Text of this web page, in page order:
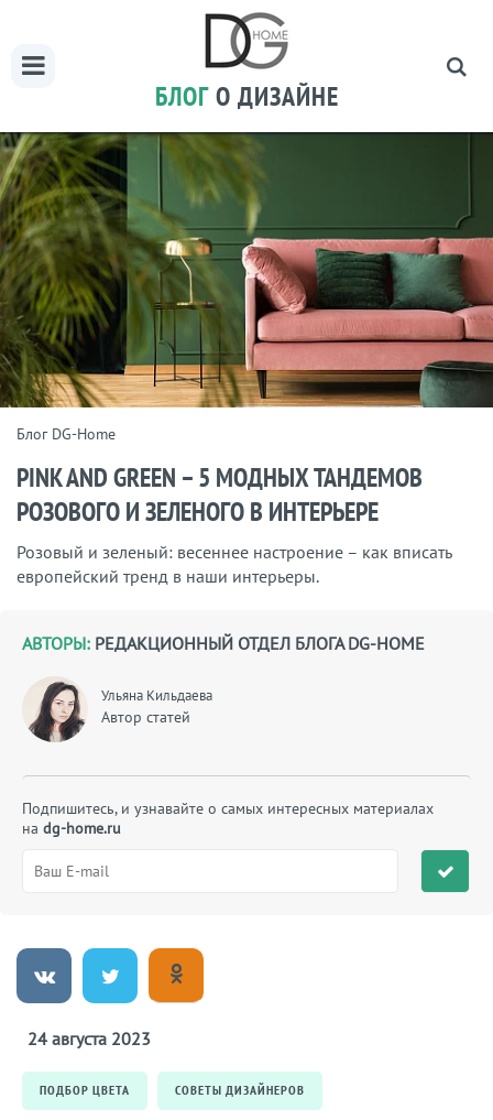
БЛОГ О ДИЗАЙНЕ
Блог DG-Home
PINK AND GREEN – 5 МОДНЫХ ТАНДЕМОВ
РОЗОВОГО И ЗЕЛЕНОГО В ИНТЕРЬЕРЕ
Розовый и зеленый: весеннее настроение – как вписать
европейский тренд в наши интерьеры.
АВТОРЫ: РЕДАКЦИОННЫЙ ОТДЕЛ БЛОГА DG-HOME
Ульяна Кильдаева
Автор статей
Подпишитесь, и узнавайте о самых интересных материалах
на dg-home.ru
24 августа 2023
ПОДБОР ЦВЕТА СОВЕТЫ ДИЗАЙНЕРОВ